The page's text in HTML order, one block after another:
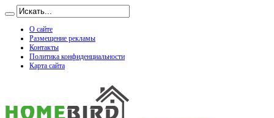
О сайте
Размещение рекламы
Контакты
Политика конфиденциальности
Карта сайта